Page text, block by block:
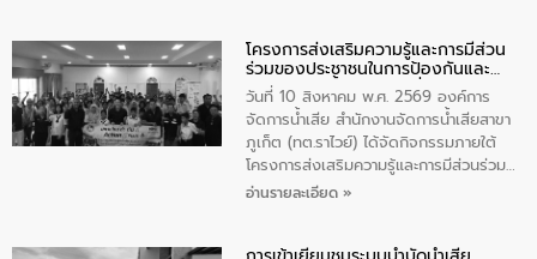
ความรู้แก่อาสาสมัครท้องถิ่นรักษ์โลก อาสา
สมัครสาธารณสุขประจำหมู่บ้าน และ
ประชาชนผู้ที่สนใจเข้าร่วม จำนวน 80 คน
เพื่อส่งเสริมความรู้ด้านการจัดการน้ำเสีย
การบำบัดน้ำเสียเบื้องต้นในครัวเรือน และ
สร้างจิตสำนึกในการอนุรักษ์สิ่งแวดล้อม ใน
การนี้ นายเทมส์ ไกรทัศน์ นายกเทศมนตรี
โครงการส่งเสริมความรู้และการมีส่วน
ร่วมของประชาชนในการป้องกันและ
แก้ไขปัญหาน้ำเสียอย่างยั่งยืน
วันที่ 10 สิงหาคม พ.ศ. 2569 องค์การ
จัดการน้ำเสีย สำนักงานจัดการน้ำเสียสาขา
ภูเก็ต (ทต.ราไวย์) ได้จัดกิจกรรมภายใต้
โครงการส่งเสริมความรู้และการมีส่วนร่วม
ของประชาชนในการป้องกันและแก้ไขปัญหา
อ่านรายละเอียด »